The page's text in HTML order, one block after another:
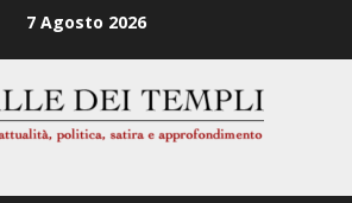
7 Agosto 2026